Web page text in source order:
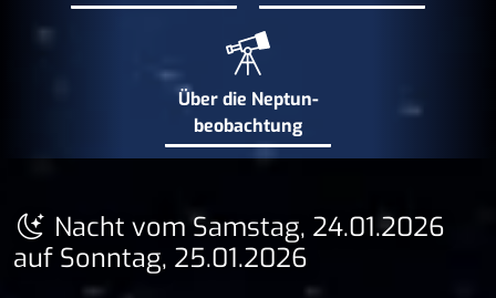
Über die Neptun­
beobachtung
Nacht vom Samstag, 24.01.2026
auf Sonntag, 25.01.2026